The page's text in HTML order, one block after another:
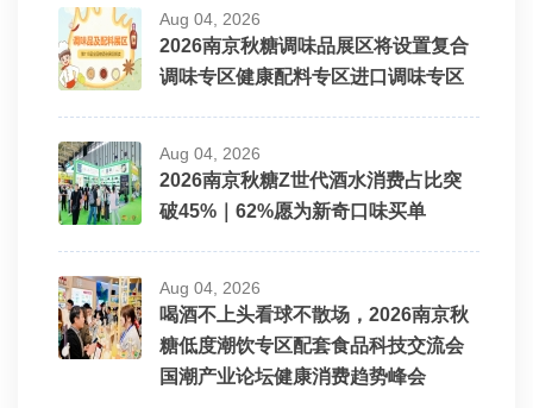
Aug 04, 2026
2026南京秋糖调味品展区将设置复合
调味专区健康配料专区进口调味专区
Aug 04, 2026
2026南京秋糖Z世代酒水消费占比突
破45%｜62%愿为新奇口味买单
Aug 04, 2026
喝酒不上头看球不散场，2026南京秋
糖低度潮饮专区配套食品科技交流会
国潮产业论坛健康消费趋势峰会